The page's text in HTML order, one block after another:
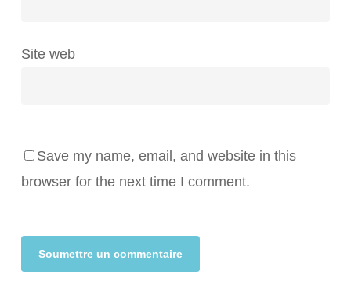
Site web
Save my name, email, and website in this
browser for the next time I comment.